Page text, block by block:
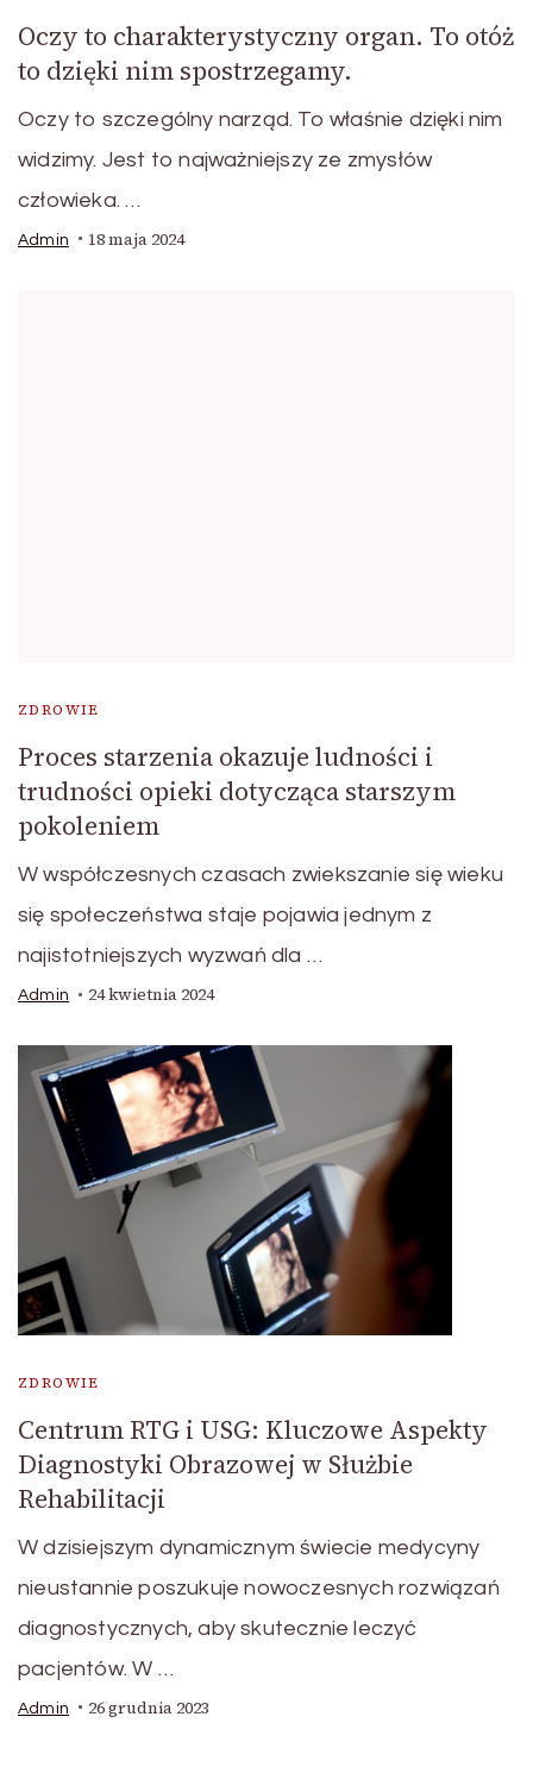
Oczy to charakterystyczny organ. To otóż
to dzięki nim spostrzegamy.
Oczy to szczególny narząd. To właśnie dzięki nim
widzimy. Jest to najważniejszy ze zmysłów
człowieka. …
Admin 18 maja 2024
ZDROWIE
Proces starzenia okazuje ludności i
trudności opieki dotycząca starszym
pokoleniem
W współczesnych czasach zwiekszanie się wieku
się społeczeństwa staje pojawia jednym z
najistotniejszych wyzwań dla …
Admin 24 kwietnia 2024
ZDROWIE
Centrum RTG i USG: Kluczowe Aspekty
Diagnostyki Obrazowej w Służbie
Rehabilitacji
W dzisiejszym dynamicznym świecie medycyny
nieustannie poszukuje nowoczesnych rozwiązań
diagnostycznych, aby skutecznie leczyć
pacjentów. W …
Admin 26 grudnia 2023